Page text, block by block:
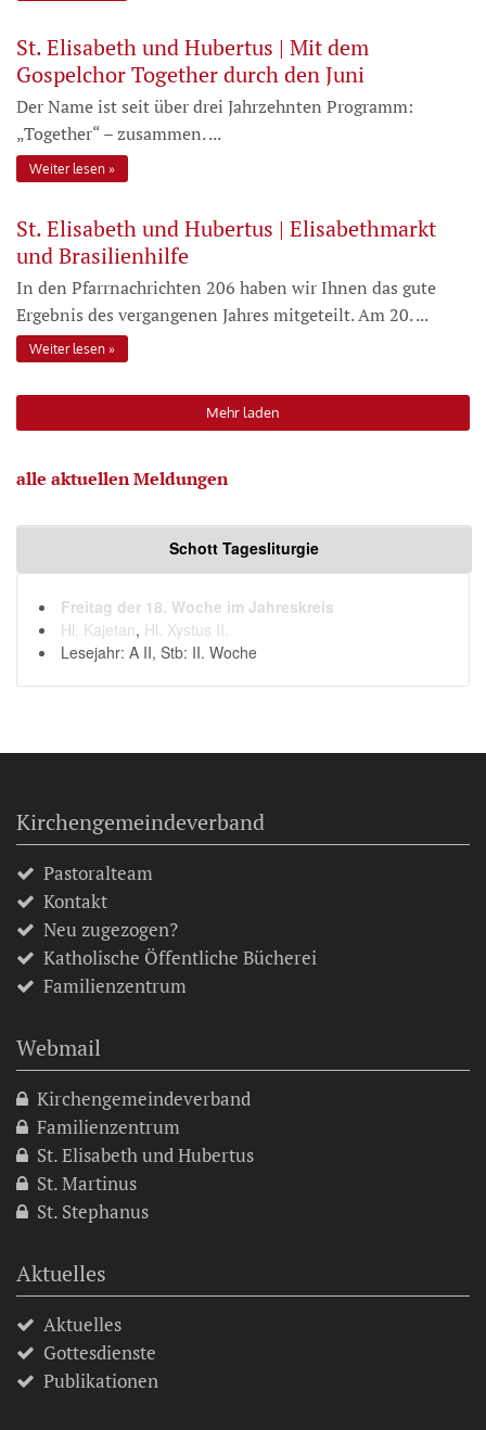
St. Elisabeth und Hubertus | Mit dem
Gospelchor Together durch den Juni
Der Name ist seit über drei Jahrzehnten Programm:
„Together“ – zusammen. ...
Weiter lesen
St. Elisabeth und Hubertus | Elisabethmarkt
und Brasilienhilfe
In den Pfarrnachrichten 206 haben wir Ihnen das gute
Ergebnis des vergangenen Jahres mitgeteilt. Am 20. ...
Weiter lesen
Mehr laden
alle aktuellen Meldungen
Schott Tagesliturgie
Freitag der 18. Woche im Jahreskreis
Hl. Kajetan, Hl. Xystus II.
Lesejahr: A II, Stb: II. Woche
Kirchengemeindeverband
Pastoralteam
Kontakt
Neu zugezogen?
Katholische Öffentliche Bücherei
Familienzentrum
Webmail
Kirchengemeindeverband
Familienzentrum
St. Elisabeth und Hubertus
St. Martinus
St. Stephanus
Aktuelles
Aktuelles
Gottesdienste
Publikationen